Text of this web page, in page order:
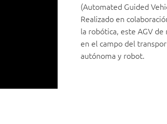
(Automated Guided
Realizado en
la robótica, este AGV
en el campo del
autónoma y robot.